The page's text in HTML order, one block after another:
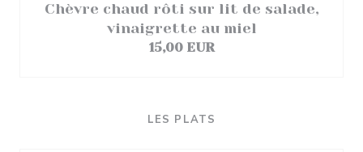
Chèvre chaud rôti sur lit de salade,
vinaigrette au miel
15,00 EUR
LES PLATS